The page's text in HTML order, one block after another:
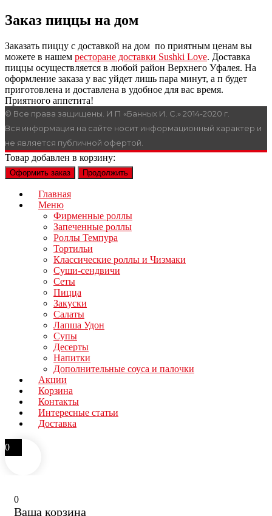
Заказ пиццы на дом
Заказать пиццу с доставкой на дом по приятным ценам вы
можете в нашем ресторане доставки Sushki Love. Доставка
пиццы осуществляется в любой район Верхнего Уфалея. На
оформление заказа у вас уйдет лишь пара минут, а п будет
приготовлена и доставлена в удобное для вас время.
Приятного аппетита!
© Все права защищены. И П «Банных И. С.» 2014-2020 г.
Вся информация на сайте носит информационный характер и
не является публичной офертой.
Товар добавлен в корзину:
Оформить заказ Продолжить
Главная
Меню
Фирменные роллы
Запеченные роллы
Роллы Темпура
Тортильи
Классические роллы и Чизмаки
Суши-сендвичи
Сеты
Пицца
Закуски
Салаты
Лапша Удон
Супы
Десерты
Напитки
Дополнительные соуса и палочки
Акции
Корзина
Контакты
Интересные статьи
Доставка
0
0
Ваша корзина